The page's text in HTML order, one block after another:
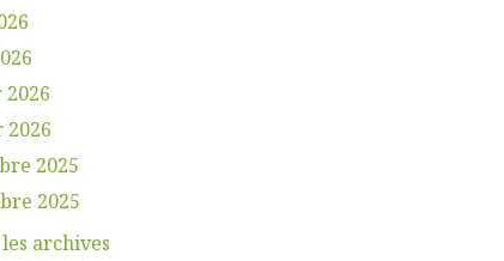
2025
2025
archives